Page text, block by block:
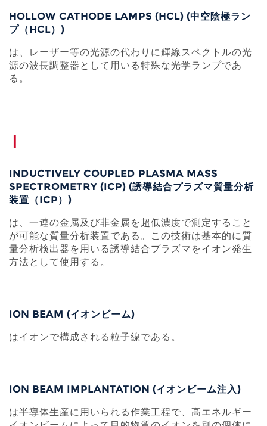
HOLLOW CATHODE LAMPS (HCL) (中空陰極ラン
プ（HCL）)
は、レーザー等の光源の代わりに輝線スペクトルの光
源の波長調整器として用いる特殊な光学ランプであ
る。
I
INDUCTIVELY COUPLED PLASMA MASS
SPECTROMETRY (ICP) (誘導結合プラズマ質量分析
装置（ICP）)
は、一連の金属及び非金属を超低濃度で測定すること
が可能な質量分析装置である。この技術は基本的に質
量分析検出器を用いる誘導結合プラズマをイオン発生
方法として使用する。
ION BEAM (イオンビーム)
はイオンで構成される粒子線である。
ION BEAM IMPLANTATION (イオンビーム注入)
は半導体生産に用いられる作業工程で、高エネルギー